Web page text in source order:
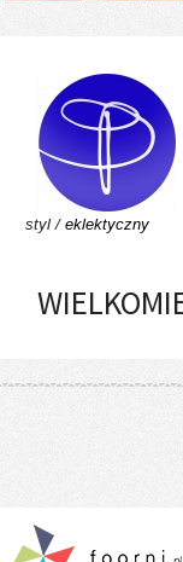
styl / eklektyczny